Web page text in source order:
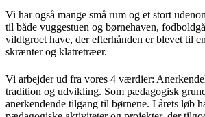
Vi har også mange små rum og et stort
til både vuggestuen og børnehaven,
vildtgroet have, der efterhånden er blevet til
skrænter og klatretræer.
Vi arbejder ud fra vores 4 værdier:
tradition og udvikling. Som pædagogisk
anerkendende tilgang til børnene. I årets løb